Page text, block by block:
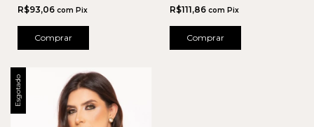
R$93,06 com Pix
Comprar
R$111,86 com Pix
Comprar
Esgotado